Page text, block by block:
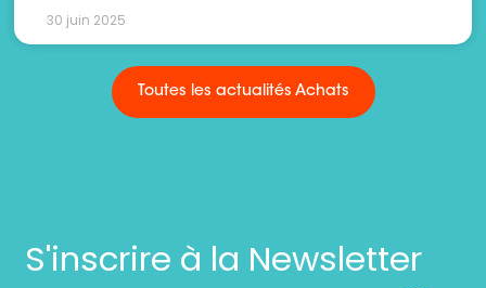
30 juin 2025
Toutes les actualités Achats
S'inscrire à la Newsletter